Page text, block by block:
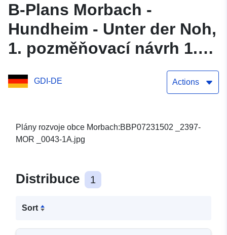
B-Plans Morbach -
Hundheim - Unter der Noh,
1. pozměňovací návrh 1.
GDI-DE Actions
Plány rozvoje obce Morbach:BBP07231502 _2397-
MOR _0043-1A.jpg
Distribuce 1
Sort